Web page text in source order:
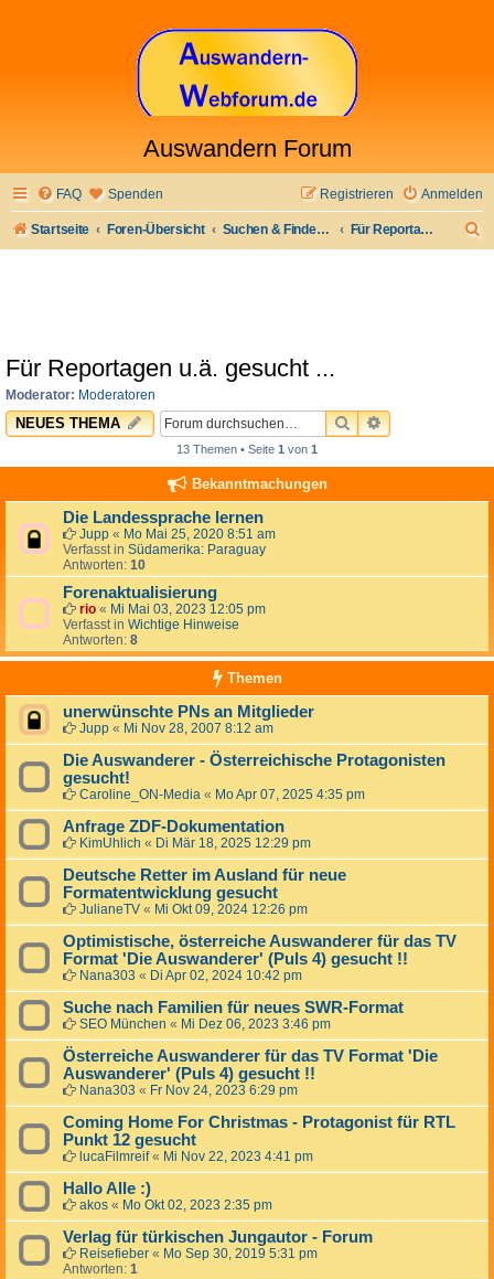
Auswandern Forum
FAQ Spenden Anmelden
Registrieren
Startseite Foren-Übersicht Suchen & Finden: Jobs & Arbeit und anderes Für Reportagen u.ä. gesucht ...
Für Reportagen u.ä. gesucht ...
Moderator: Moderatoren
NEUES THEMA SUCHEERWEITERTE
13 Themen • Seite 1 von 1
Bekanntmachungen
Die Landessprache lernen
Jupp « Mo Mai 25, 2020 8:51 am
Verfasst in Südamerika: Paraguay
Antworten: 10
Forenaktualisierung
rio « Mi Mai 03, 2023 12:05 pm
Verfasst in Wichtige Hinweise
Antworten: 8
Themen
unerwünschte PNs an Mitglieder
Jupp « Mi Nov 28, 2007 8:12 am
Die Auswanderer - Österreichische Protagonisten
gesucht!
Caroline_ON-Media « Mo Apr 07, 2025 4:35 pm
Anfrage ZDF-Dokumentation
KimUhlich « Di Mär 18, 2025 12:29 pm
Deutsche Retter im Ausland für neue
Formatentwicklung gesucht
JulianeTV « Mi Okt 09, 2024 12:26 pm
Optimistische, österreiche Auswanderer für das TV
Format 'Die Auswanderer' (Puls 4) gesucht !!
Nana303 « Di Apr 02, 2024 10:42 pm
Suche nach Familien für neues SWR-Format
SEO München « Mi Dez 06, 2023 3:46 pm
Österreiche Auswanderer für das TV Format 'Die
Auswanderer' (Puls 4) gesucht !!
Nana303 « Fr Nov 24, 2023 6:29 pm
Coming Home For Christmas - Protagonist für RTL
Punkt 12 gesucht
lucaFilmreif« Mi Nov 22, 2023 4:41 pm
Hallo Alle :)
akos « Mo Okt 02, 2023 2:35 pm
Verlag für türkischen Jungautor - Forum
Reisefieber « Mo Sep 30, 2019 5:31 pm
Antworten: 1